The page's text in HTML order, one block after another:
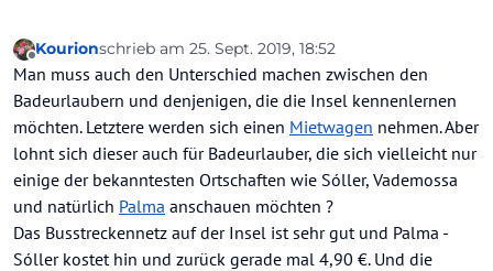
Offline
Kourionschrieb am 25. Sept. 2019, 18:52
zuletzt editiert von Kourion
Man muss auch den Unterschied machen zwischen den
Badeurlaubern und denjenigen, die die Insel kennenlernen
möchten. Letztere werden sich einen Mietwagen nehmen. Aber
lohnt sich dieser auch für Badeurlauber, die sich vielleicht nur
einige der bekanntesten Ortschaften wie Sóller, Vademossa
und natürlich Palma anschauen möchten ?
Das Busstreckennetz auf der Insel ist sehr gut und Palma -
Sóller kostet hin und zurück gerade mal 4,90 €. Und die